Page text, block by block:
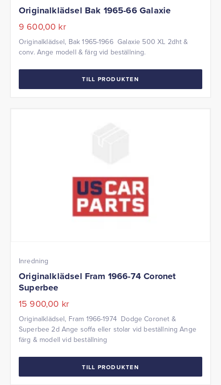
Originalklädsel Bak 1965-66 Galaxie
9 600,00 kr
Originalklädsel, Bak 1965-1966 Galaxie 500 XL 2dht &
conv. Ange modell & färg vid beställning.
TILL PRODUKTEN
Inredning
Originalklädsel Fram 1966-74 Coronet
Superbee
15 900,00 kr
Originalklädsel, Fram 1966-1974 Dodge Coronet &
Superbee 2d Ange soffa eller stolar vid beställning Ange
färg & modell vid beställning
TILL PRODUKTEN